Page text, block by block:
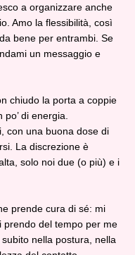
a organizzare anche
Amo la flessibilità, così
bene per entrambi. Se
un messaggio e
chiudo la porta a coppie
di energia.
con una buona dose di
La discrezione è
solo noi due (o più) e i
prende cura di sé: mi
prendo del tempo per me
nella postura, nella